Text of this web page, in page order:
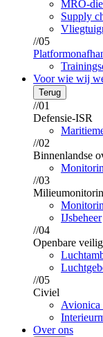
MRO-
Supply
//05
Voor wie wij
Terug
//01
Defensie-ISR
//02
Binnenlandse
//03
IJsbeheer
//04
Openbare
//05
Civiel
Avionica
Over ons